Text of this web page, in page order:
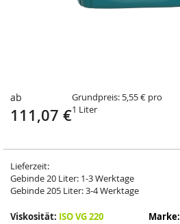
ab
111,07 €
Grundpreis: 5,55 € pro
1 Liter
Lieferzeit:
Gebinde 20 Liter: 1-3 Werktage
Gebinde 205 Liter: 3-4 Werktage
Viskosität: ISO VG 220 Marke:
der
Bildergalerie